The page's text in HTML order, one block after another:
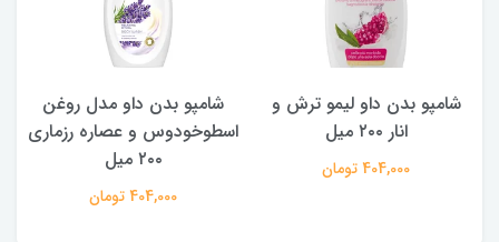
شامپو بدن داو لیمو ترش و
انار ۲۰۰ میل
404,000 تومان
شامپو بدن ‌داو مدل روغن
اسطوخودوس و عصاره رزماری
۲۰۰ میل
404,000 تومان